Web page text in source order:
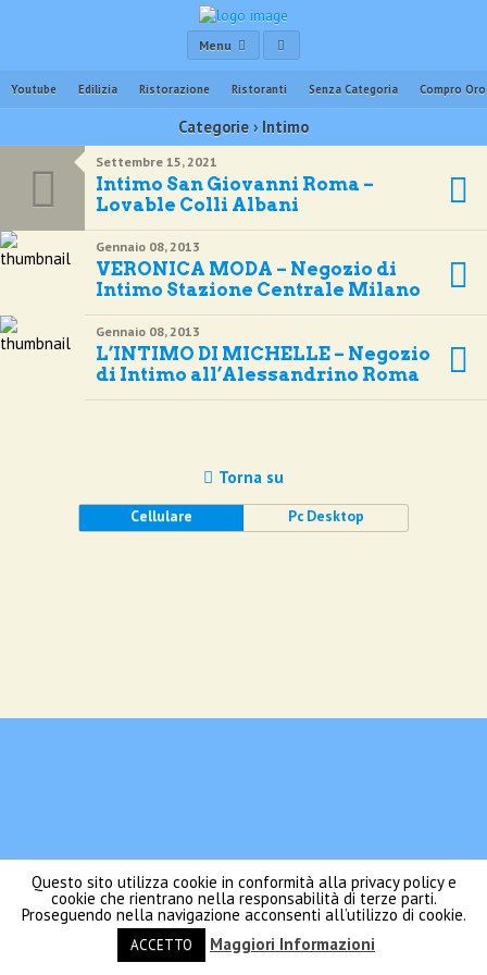
Menu
Youtube Edilizia Ristorazione Ristoranti Senza Categoria Compro Oro
Categorie › Intimo
Settembre 15, 2021
Intimo San Giovanni Roma –
Lovable Colli Albani
Gennaio 08, 2013
VERONICA MODA – Negozio di
Intimo Stazione Centrale Milano
Gennaio 08, 2013
L’INTIMO DI MICHELLE – Negozio
di Intimo all’Alessandrino Roma
Questo sito utilizza cookie in conformità alla privacy policy e
cookie che rientrano nella responsabilità di terze parti.
Proseguendo nella navigazione acconsenti all’utilizzo di cookie.
ACCETTO Maggiori Informazioni
Torna su
Cellulare Pc Desktop